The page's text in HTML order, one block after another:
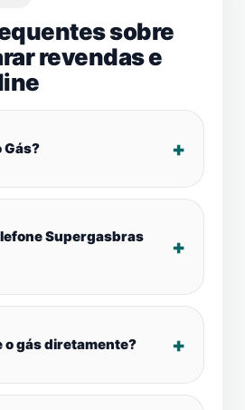
sobre
revendas e
Gás?
Supergasbras
o gás diretamente?